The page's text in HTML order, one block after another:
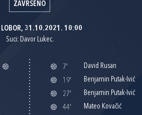
ZAVRŠENO
LOBOR, 31.10.2021. 10:00
Suci: Davor Lukec.
7'
David Rusan
19'
Benjamin Putak-Ivić
27'
Benjamin Putak-Ivić
44'
Mateo Kovačić